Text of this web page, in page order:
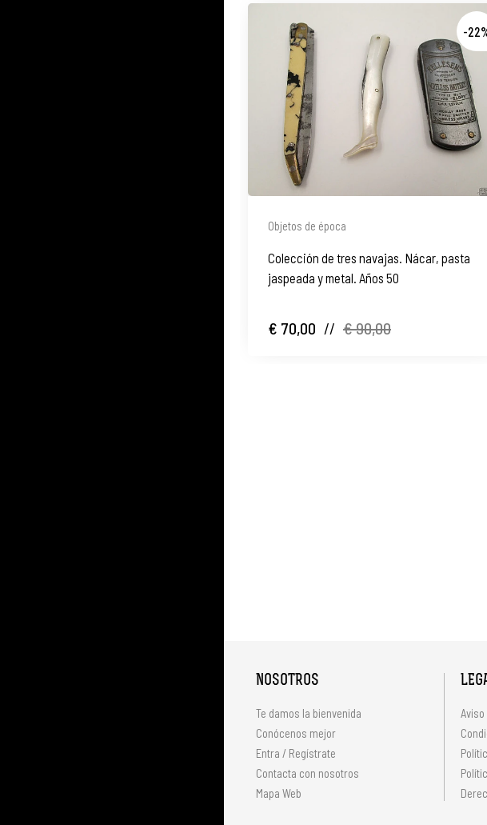
-
Objetos de época
Colección de tres navajas. Nácar, pasta
jaspeada y metal. Años 50
€ 70,00 // € 90,00
NOSOTROS
Te damos la bienvenida
Conócenos mejor
Entra / Regístrate
Contacta con nosotros
Mapa Web